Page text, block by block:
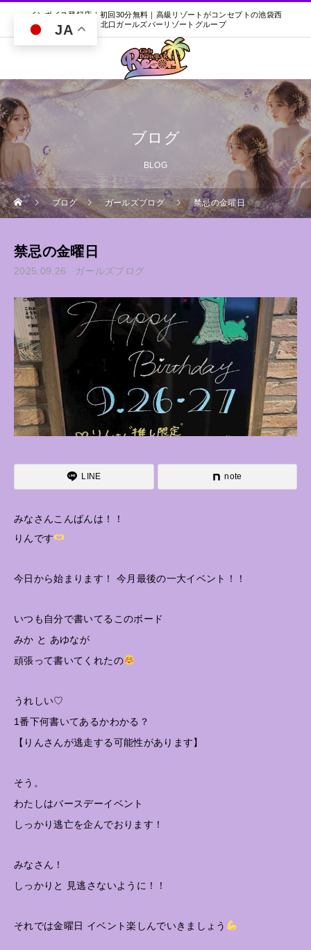
インボイス登録店｜初回30分無料｜高級リゾートがコンセプトの池袋西
口・北口ガールズバーリゾートグループ
ブログ
BLOG
ブログ ガールズブログ 禁忌の金曜日
禁忌の金曜日
2025.09.26 ガールズブログ
LINE note
みなさんこんばんは！！
りんです
今日から始まります！ 今月最後の一大イベント！！
いつも自分で書いてるこのボード
みか と あゆなが
頑張って書いてくれたの
うれしい♡
1番下何書いてあるかわかる？
【りんさんが逃走する可能性があります】
そう。
わたしはバースデーイベント
しっかり逃亡を企んでおります！
みなさん！
しっかりと 見逃さないように！！
それでは金曜日 イベント楽しんでいきましょう
JA